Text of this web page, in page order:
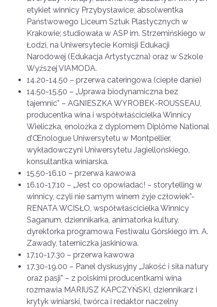
etykiet winnicy Przybysławice; absolwentka
Państwowego Liceum Sztuk Plastycznych w
Krakowie; studiowała w ASP im. Strzemińskiego w
Łodzi, na Uniwersytecie Komisji Edukacji
Narodowej (Edukacja Artystyczna) oraz w Szkole
Wyższej VIAMODA.
14.20-14.50 – przerwa cateringowa (ciepłe danie)
14.50-15.50 – „Uprawa biodynamiczna bez
tajemnic” – AGNIESZKA WYROBEK-ROUSSEAU,
producentka wina i współwłaścicielka Winnicy
Wieliczka, enolożka z dyplomem Diplôme National
d’Œnologue Uniwersytetu w Montpellier,
wykładowczyni Uniwersytetu Jagiellońskiego,
konsultantka winiarska.
15.50-16.10 – przerwa kawowa
16.10-17.10 – „Jest co opowiadać! – storytelling w
winnicy, czyli nie samym winem żyje człowiek”-
RENATA WCISŁO, współwłaścicielka Winnicy
Saganum, dziennikarka, animatorka kultury,
dyrektorka programowa Festiwalu Górskiego im. A.
Zawady, taterniczka jaskiniowa.
17.10-17.30 – przerwa kawowa
17.30-19.00 – Panel dyskusyjny „Jakość i siła natury
oraz pasji” – z polskimi producentkami wina
rozmawia MARIUSZ KAPCZYŃSKI, dziennikarz i
krytyk winiarski, twórca i redaktor naczelny